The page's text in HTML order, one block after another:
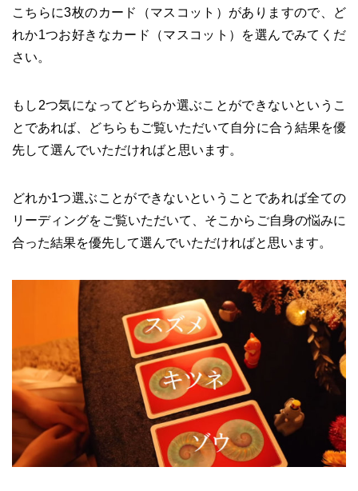
こちらに3枚のカード（マスコット）がありますので、ど
れか1つお好きなカード（マスコット）を選んでみてくだ
さい。
もし2つ気になってどちらか選ぶことができないというこ
とであれば、どちらもご覧いただいて自分に合う結果を優
先して選んでいただければと思います。
どれか1つ選ぶことができないということであれば全ての
リーディングをご覧いただいて、そこからご自身の悩みに
合った結果を優先して選んでいただければと思います。